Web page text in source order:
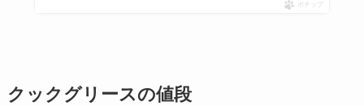
ポチップ
クックグリースの値段